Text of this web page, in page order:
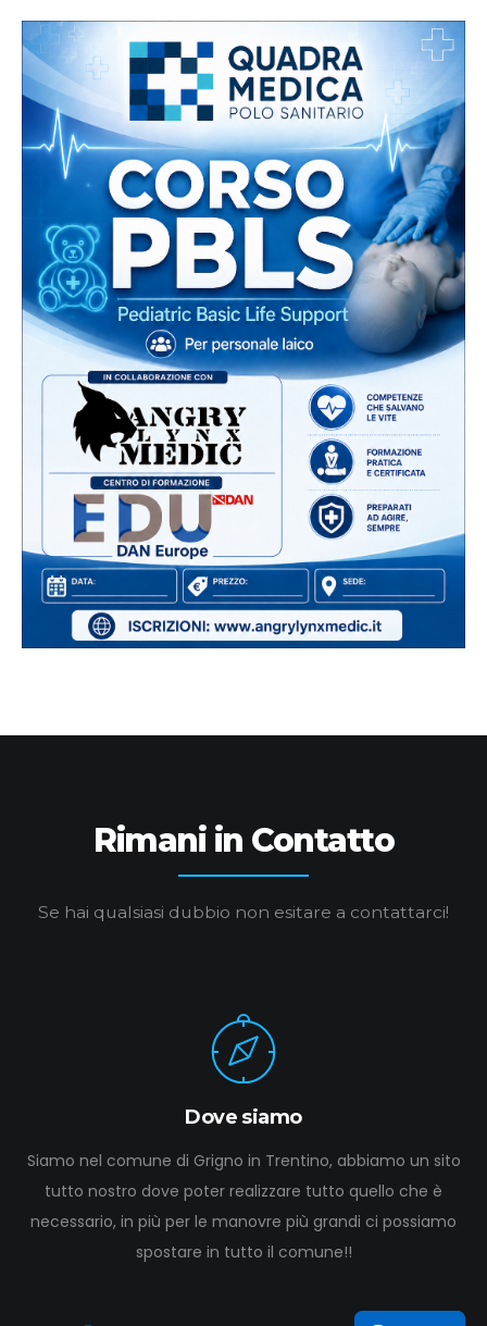
Rimani in Contatto
Se hai qualsiasi dubbio non esitare a contattarci!
Dove siamo
Siamo nel comune di Grigno in Trentino, abbiamo un sito
tutto nostro dove poter realizzare tutto quello che è
necessario, in più per le manovre più grandi ci possiamo
spostare in tutto il comune!!